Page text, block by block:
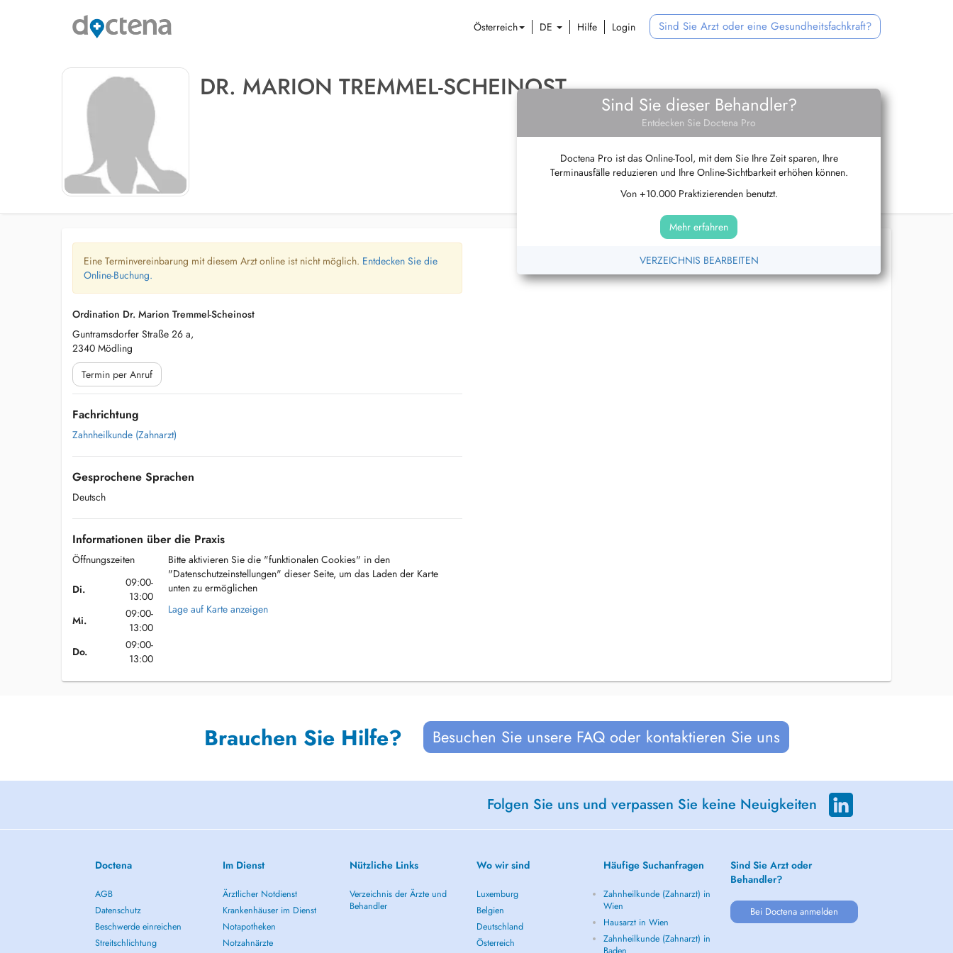
Österreich DE Hilfe Login Sind Sie Arzt oder eine Gesundheitsfachkraft?
DR. MARION TREMMEL-SCHEINOST
Sind Sie dieser Behandler?
Entdecken Sie Doctena Pro
Doctena Pro ist das Online-Tool, mit dem Sie Ihre Zeit sparen, Ihre
Terminausfälle reduzieren und Ihre Online-Sichtbarkeit erhöhen können.
Von +10.000 Praktizierenden benutzt.
Mehr erfahren
VERZEICHNIS BEARBEITEN
Eine Terminvereinbarung mit diesem Arzt online ist nicht möglich. Entdecken Sie die
Online-Buchung.
Ordination Dr. Marion Tremmel-Scheinost
Guntramsdorfer Straße 26 a,
2340 Mödling
Termin per Anruf
Fachrichtung
Zahnheilkunde (Zahnarzt)
Gesprochene Sprachen
Deutsch
Informationen über die Praxis
Öffnungszeiten
Di.
09:00-
13:00
Mi.
09:00-
13:00
Do.
09:00-
13:00
Bitte aktivieren Sie die "funktionalen Cookies" in den
"Datenschutzeinstellungen" dieser Seite, um das Laden der Karte
unten zu ermöglichen
Lage auf Karte anzeigen
Brauchen Sie Hilfe? Besuchen Sie unsere FAQ oder kontaktieren Sie uns
Folgen Sie uns und verpassen Sie keine Neuigkeiten
Doctena
AGB
Datenschutz
Beschwerde einreichen
Streitschlichtung
Im Dienst
Ärztlicher Notdienst
Krankenhäuser im Dienst
Notapotheken
Notzahnärzte
Nützliche Links
Verzeichnis der Ärzte und
Behandler
Wo wir sind
Luxemburg
Belgien
Deutschland
Österreich
Häufige Suchanfragen
Zahnheilkunde (Zahnarzt) in
Wien
Hausarzt in Wien
Zahnheilkunde (Zahnarzt) in
Sind Sie Arzt oder
Behandler?
Bei Doctena anmelden